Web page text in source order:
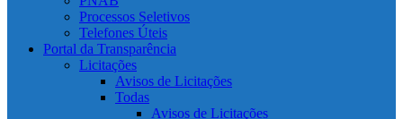
Processos Seletivos
Telefones Úteis
Portal da Transparência
Licitações
Avisos de Licitações
Todas
Avisos de Licitações